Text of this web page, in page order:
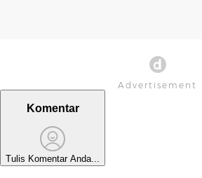
Komentar
Tulis Komentar Anda...